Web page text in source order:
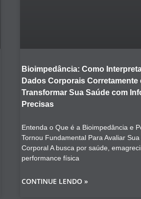
Bioimpedância: Como
Dados Corporais Corretamente
Transformar Sua Saúde com
Precisas
Entenda o Que é a Bioimpedância e
Tornou Fundamental Para Avaliar Sua
Corporal A busca por saúde,
performance física
CONTINUE LENDO »